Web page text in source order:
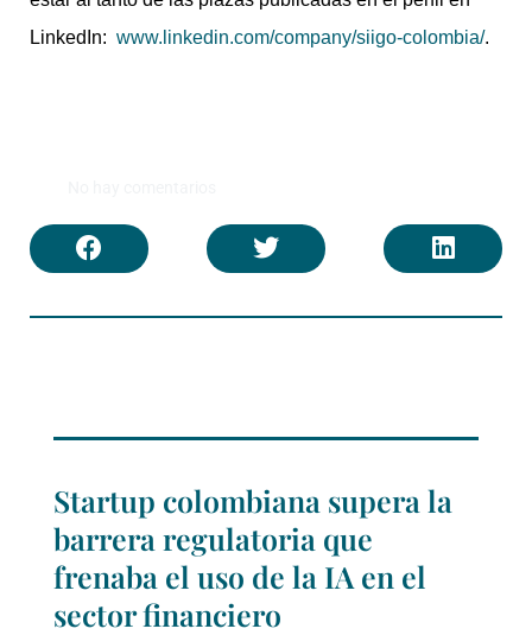
LinkedIn: www.linkedin.com/company/siigo-colombia/.
Startup colombiana supera la
barrera regulatoria que
frenaba el uso de la IA en el
sector financiero